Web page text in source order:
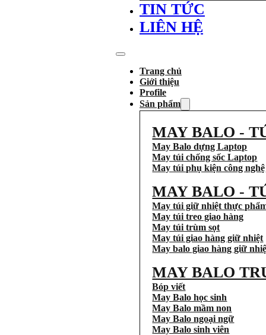
TIN TỨC
LIÊN HỆ
Trang chủ
Giới thiệu
Profile
Sản phẩm
MAY BALO -
May Balo dựng Laptop
May túi chống sốc Laptop
May túi phụ kiện công nghệ
MAY BALO -
May túi giữ nhiệt thực
May túi treo giao hàng
May túi trùm sọt
May túi giao hàng giữ nhiệt
May balo giao hàng giữ
MAY BALO
Bóp viết
May Balo học sinh
May Balo mầm non
May Balo ngoại ngữ
May Balo sinh viên